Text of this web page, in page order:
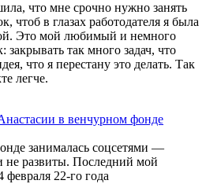
что мне срочно нужно занять
чтоб в глазах работодателя я была
Это мой любимый и немного
так много задач, что
что я перестану это делать. Так
легче.
в венчурном фонде
занималась соцсетями —
не развиты. Последний мой
22-го года